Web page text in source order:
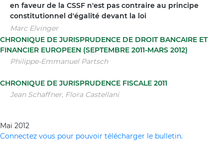
en faveur de la CSSF n'est pas contraire au principe
constitutionnel d'égalité devant la loi
Marc Elvinger
CHRONIQUE DE JURISPRUDENCE DE DROIT BANCAIRE ET
FINANCIER EUROPEEN (SEPTEMBRE 2011-MARS 2012)
Philippe-Emmanuel Partsch
CHRONIQUE DE JURISPRUDENCE FISCALE 2011
Jean Schaffner, Flora Castellani
Mai 2012
Connectez vous pour pouvoir télécharger le bulletin.